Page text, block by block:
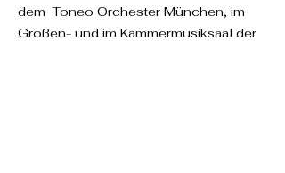
demToneo Orchester München, im
Großen- und im Kammermusiksaal der